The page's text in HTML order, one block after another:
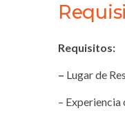
Requisitos:
– Lugar de
–